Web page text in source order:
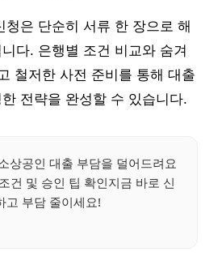
청은 단순히 서류 한 장으로 해
다. 은행별 조건 비교와 숨겨
철저한 사전 준비를 통해 대출
전략을 완성할 수 있습니다.
상공인 대출 부담을 덜어드려요
건 및 승인 팁 확인지금 바로 신
고 부담 줄이세요!